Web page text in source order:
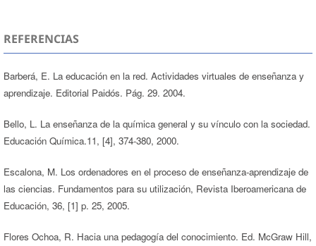
REFERENCIAS
Barberá, E. La educación en la red. Actividades virtuales de enseñanza y
aprendizaje. Editorial Paidós. Pág. 29. 2004.
Bello, L. La enseñanza de la química general y su vínculo con la sociedad.
Educación Química.11, [4], 374-380, 2000.
Escalona, M. Los ordenadores en el proceso de enseñanza-aprendizaje de
las ciencias. Fundamentos para su utilización, Revista Iberoamericana de
Educación, 36, [1] p. 25, 2005.
Flores Ochoa, R. Hacia una pedagogía del conocimiento. Ed. McGraw Hill,